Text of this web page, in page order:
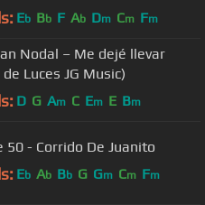
Eb Bb F Ab Dm Cm Fm
Nodal – Me dejé llevar
Luces JG Music)
D G Am C Em E Bm
50 - Corrido De Juanito
Eb Ab Bb G Gm Cm Fm